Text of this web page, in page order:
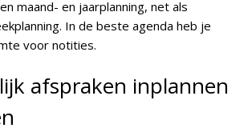
maand- en jaarplanning, net als
In de beste agenda heb je
voor notities.
afspraken inplannen